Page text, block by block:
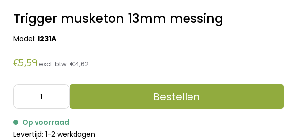
Trigger musketon 13mm messing
Model:1231A
€5,59 excl. btw:€4,62
Bestellen
Op voorraad
Levertijd: 1-2 werkdagen